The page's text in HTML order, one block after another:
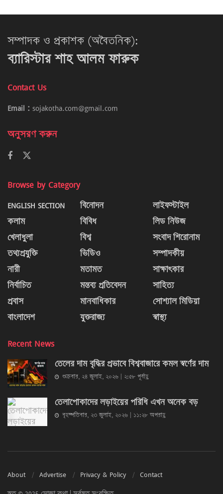
সম্পাদক ও প্রকাশক (অবৈতনিক):
ব্যারিস্টার শাহ আলম ফারুক
Contact Us
Email : sojakotha.com@gmail.com
অনুসরণ করুন
Browse by Category
ENGLISH SECTION
কলাম
খেলাধুলা
তথ্যপ্রযুক্তি
নারী
নির্বাচিত
প্রবাস
বাংলাদেশ
বিনোদন
বিবিধ
বিশ্ব
ভিডিও
মতামত
মন্তব্য প্রতিবেদন
মানবাধিকার
যুক্তরাজ্য
লাইফস্টাইল
লিড নিউজ
সংবাদ শিরোনাম
সম্পাদকীয়
সাক্ষাৎকার
সাহিত্য
সোশ্যাল মিডিয়া
স্বাস্থ্য
Recent News
তেলের দাম বৃদ্ধির প্রভাবে বিশ্ববাজারে কমল স্বর্ণের দাম
শুক্রবার, ২৪ জুলাই, ২০২৬ | ২:৫৮ পূর্বাহ্ণ
তেলাপোকাদের লড়াইয়ের পরিধি এখন অনেক বড়
বৃহস্পতিবার, ২৩ জুলাই, ২০২৬ | ১১:২৮ অপরাহ্ণ
About Advertise Privacy & Policy Contact